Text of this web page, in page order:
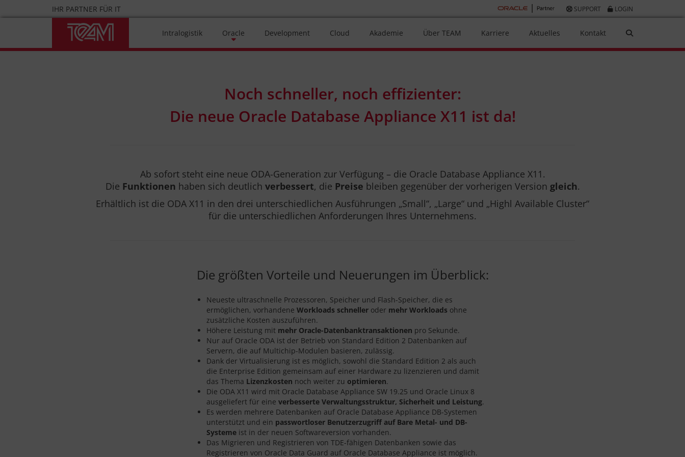
IHR PARTNER FÜR IT SUPPORT LOGIN
Intralogistik Oracle Development Cloud Akademie Über TEAM Karriere Aktuelles Kontakt
Noch schneller, noch effizienter:
Die neue Oracle Database Appliance X11 ist da!
Ab sofort steht eine neue ODA-Generation zur Verfügung – die Oracle Database Appliance X11.
Die Funktionen haben sich deutlich verbessert, die Preise bleiben gegenüber der vorherigen Version gleich.
Erhältlich ist die ODA X11 in den drei unterschiedlichen Ausführungen „Small“, „Large“ und „Highl Available Cluster“
für die unterschiedlichen Anforderungen Ihres Unternehmens.
Die größten Vorteile und Neuerungen im Überblick:
Neueste ultraschnelle Prozessoren, Speicher und Flash-Speicher, die es
ermöglichen, vorhandene Workloads schneller oder mehr Workloads ohne
zusätzliche Kosten auszuführen.
Höhere Leistung mit mehr Oracle-Datenbanktransaktionen pro Sekunde.
Nur auf Oracle ODA ist der Betrieb von Standard Edition 2 Datenbanken auf
Servern, die auf Multichip-Modulen basieren, zulässig.
Dank der Virtualisierung ist es möglich, sowohl die Standard Edition 2 als auch
die Enterprise Edition gemeinsam auf einer Hardware zu lizenzieren und damit
das Thema Lizenzkosten noch weiter zu optimieren.
Die ODA X11 wird mit Oracle Database Appliance SW 19.25 und Oracle Linux 8
ausgeliefert für eine verbesserte Verwaltungsstruktur, Sicherheit und Leistung.
Es werden mehrere Datenbanken auf Oracle Database Appliance DB-Systemen
unterstützt und ein passwortloser Benutzerzugriff auf Bare Metal- und DB-
Systeme ist in der neuen Softwareversion vorhanden.
Das Migrieren und Registrieren von TDE-fähigen Datenbanken sowie das
Registrieren von Oracle Data Guard auf Oracle Database Appliance ist möglich.